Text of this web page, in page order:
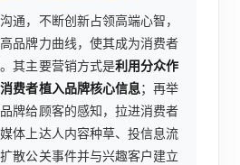
通，不断创新占领高端心智，
品牌力曲线，使其成为消费者
其主要营销方式是利用分众作
费者植入品牌核心信息；再举
牌给顾客的感知，拉进消费者
体上达人内容种草、投信息流
散公关事件并与兴趣客户建立